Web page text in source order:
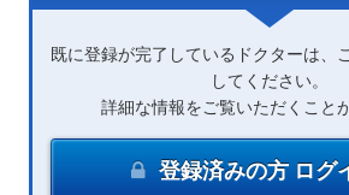
既に登録が完了しているドクターは、
してください。
詳細な情報をご覧いただくこと
登録済みの方 ログ